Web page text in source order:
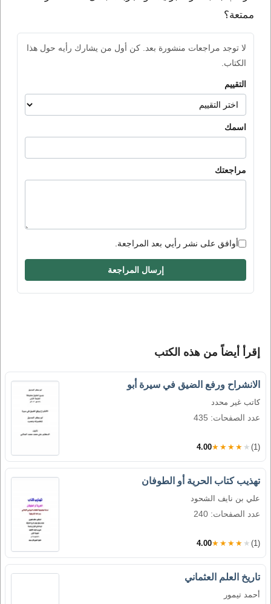
ممتعة؟
لا توجد مراجعات منشورة بعد. كن أول من يشارك رأيه حول هذا
الكتاب.
التقييم
اسمك
مراجعتك
أوافق على نشر رأيي بعد المراجعة.
إرسال المراجعة
إقرأ أيضاً من هذه الكتب
الانشراح ورفع الضيق في سيرة أبو
كاتب غير محدد
عدد الصفحات: 435
4.00★★★★★ (1)
تهذيب كتاب الحرية أو الطوفان
علي بن نايف الشحود
عدد الصفحات: 240
4.00★★★★★ (1)
تاريخ العلم العثماني
أحمد تيمور